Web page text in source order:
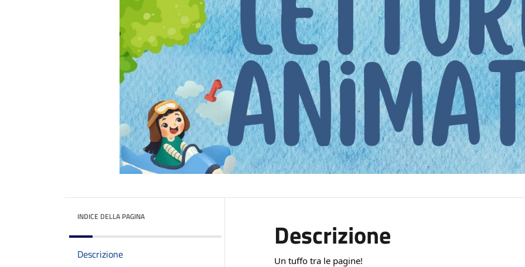
INDICE DELLA PAGINA
Descrizione
Descrizione
Un tuffo tra le pagine!